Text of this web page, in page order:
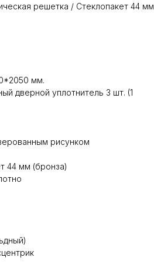
решетка / Стеклопакет 44 мм
мм.
дверной уплотнитель 3 шт. (1
рисунком
44 мм (бронза)